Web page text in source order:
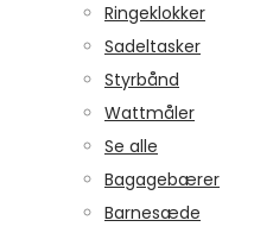
Ringeklokker
Sadeltasker
Styrbånd
Wattmåler
Se alle
Bagagebærer
Barnesæde